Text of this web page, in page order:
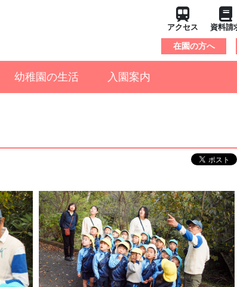
アクセス 資料請
在園の方へ
幼稚園の生活 入園案内